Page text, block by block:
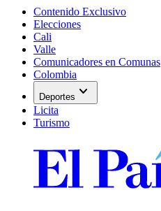
Contenido Exclusivo
Elecciones
Cali
Valle
Comunicadores en Comunas
Colombia
Deportes expand_more
Licita
Turismo